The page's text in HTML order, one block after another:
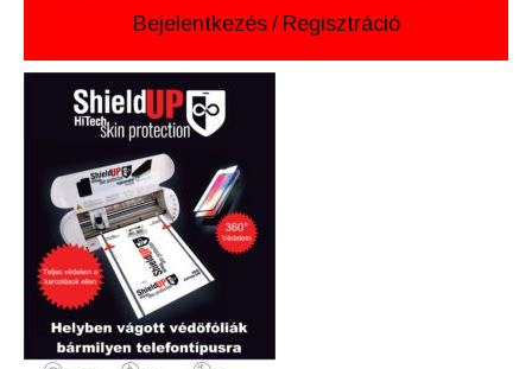
Bejelentkezés / Regisztráció